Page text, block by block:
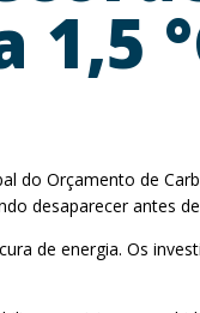
Orçamento de
desaparecer antes
de energia. Os